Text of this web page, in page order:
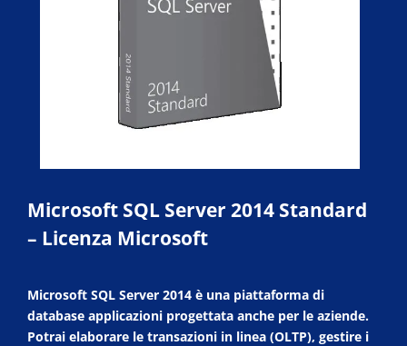
Microsoft SQL Server 2014 Standard
– Licenza Microsoft
Microsoft SQL Server 2014 è una piattaforma di
database applicazioni progettata anche per le aziende.
Potrai elaborare le transazioni in linea (OLTP), gestire i